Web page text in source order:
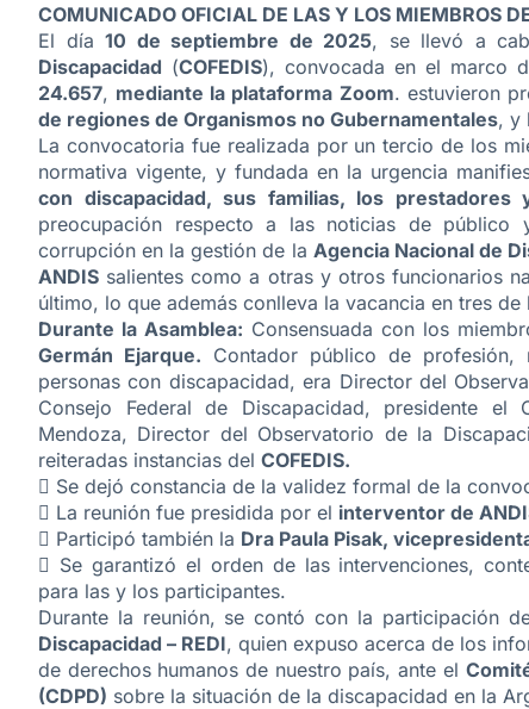
COMUNICADO OFICIAL DE LAS Y LOS MIEMBROS
El día10 de septiembre de 2025, se llevó a
Discapacidad (COFEDIS), convocada en el marco
24.657, mediante la plataforma Zoom. estuvieron
de regiones de Organismos no Gubernamentales, y
La convocatoria fue realizada por un tercio de los
normativa vigente, y fundada en la urgencia
con discapacidad, sus familias, los
preocupación respecto a las noticias de
corrupción en la gestión de la Agencia Nacional de
ANDIS salientes como a otras y otros funcionarios
último, lo que además conlleva la vacancia en tres
Durante la Asamblea: Consensuada con los
Germán Ejarque. Contador público de
personas con discapacidad, era Director del
Consejo Federal de Discapacidad, presidente el
Mendoza, Director del Observatorio de la
reiteradas instancias del COFEDIS.
 Se dejó constancia de la validez formal de la
 La reunión fue presidida por el interventor de
 Participó también la Dra Paula Pisak,
 Se garantizó el orden de las intervenciones,
para las y los participantes.
Durante la reunión, se contó con la participación
Discapacidad – REDI, quien expuso acerca de los
de derechos humanos de nuestro país, ante el
(CDPD) sobre la situación de la discapacidad en la